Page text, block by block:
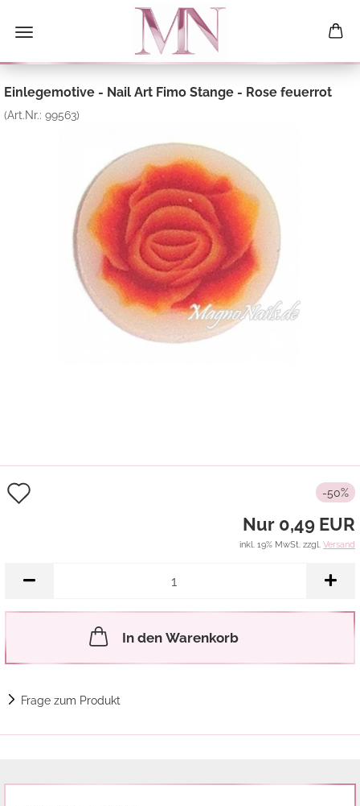
Einlegemotive - Nail Art Fimo Stange - Rose feuerrot
(Art.Nr.: 99563)
-50%
Nur 0,49 EUR
inkl. 19% MwSt. zzgl. Versand
In den Warenkorb
Frage zum Produkt